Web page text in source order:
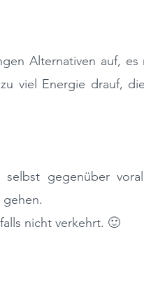
Alternativen auf, es
viel Energie drauf,
selbst gegenüber
gehen.
nicht verkehrt. 🙂